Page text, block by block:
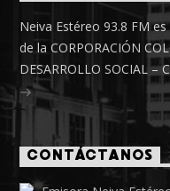
Neiva Estéreo 93.8 FM
de la CORPORACIÓN
DESARROLLO SOCIAL –
CONTÁCTANOS